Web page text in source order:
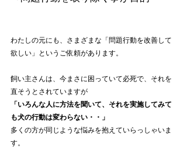
わたしの元にも、さまざまな「問題行動を改善して
欲しい」というご依頼があります。
飼い主さんは、今まさに困っていて必死で、それを
直そうとされていますが
「いろんな人に方法を聞いて、それを実施してみて
も犬の行動は変わらない・・」
多くの方が同じような悩みを抱えていらっしゃいま
す。